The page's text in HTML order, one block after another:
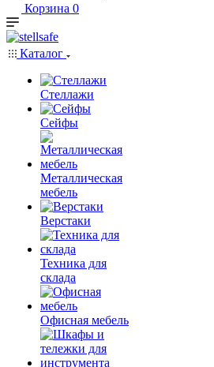
Корзина 0
Каталог
Стеллажи
Сейфы
Металлическая
мебель
Верстаки
Техника для
склада
Офисная мебель